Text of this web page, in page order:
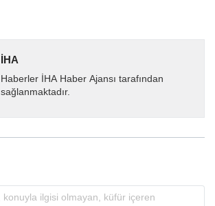
İHA
Haberler İHA Haber Ajansı tarafından
sağlanmaktadır.